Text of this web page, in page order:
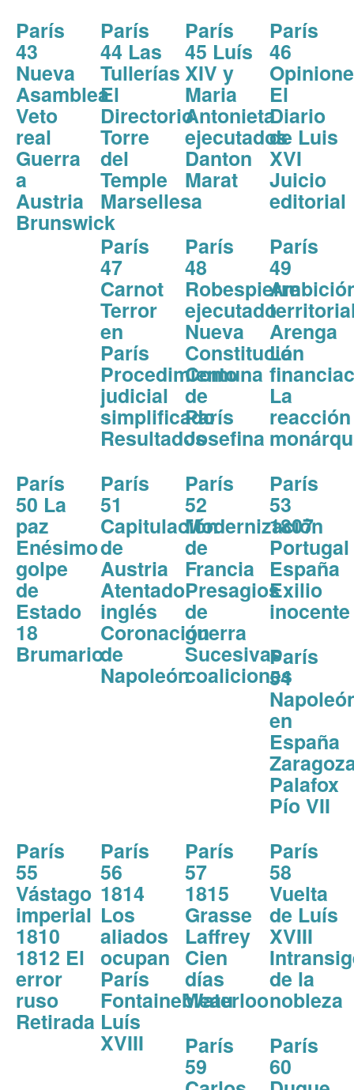
París
43
Nueva
Asamblea
Veto
real
Guerra
a
Austria
Brunswick
París
44 Las
Tullerías
El
Directorio
Torre
del
Temple
Marsellesa
París
45 Luís
XIV y
Maria
Antonieta
ejecutados
Danton
Marat
París
46
El
Diario
de Luis
XVI
Juicio
editorial
París
47
Carnot
Terror
en
París
Procedimiento
judicial
simplificado
Resultados
París
48
Robespierre
ejecutado
Nueva
Constitución
Comuna
de
París
Josefina
París
49
Arenga
La
La
reacción
París
50 La
paz
Enésimo
golpe
de
Estado
18
Brumario
París
51
Capitulación
de
Austria
Atentado
inglés
Coronación
de
Napoleón
París
52
Modernización
de
Francia
Presagios
de
guerra
Sucesivas
coaliciones
París
53
1807
Portugal
España
Exilio
inocente
París
54
en
España
Palafox
Pío VII
París
55
Vástago
imperial
1810
1812 El
error
ruso
Retirada
París
56
1814
Los
aliados
ocupan
París
Fontainebleau
Luís
XVIII
París
57
1815
Grasse
Laffrey
Cien
días
Waterloo
París
58
Vuelta
de Luís
XVIII
de la
nobleza
París
59
París
60